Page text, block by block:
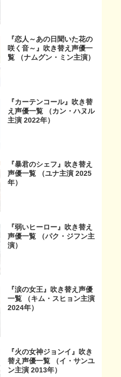
『恋人～あの日聞いた花の
咲く音～』吹き替え声優一
覧 （ナムグン・ミン主演）
『カーテンコール』吹き替
え声優一覧 （カン・ハヌル
主演 2022年）
『暴君のシェフ』吹き替え
声優一覧 （ユナ主演 2025
年）
『弱いヒーロー』吹き替え
声優一覧 （パク・ジフン主
演）
『涙の女王』吹き替え声優
一覧 （キム・スヒョン主演
2024年）
『火の女神ジョンイ』吹き
替え声優一覧 （イ・サンユ
ン主演 2013年）